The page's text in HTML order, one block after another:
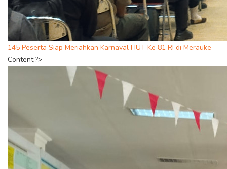
145 Peserta Siap Meriahkan Karnaval HUT Ke 81 RI di Merauke
Content;?>